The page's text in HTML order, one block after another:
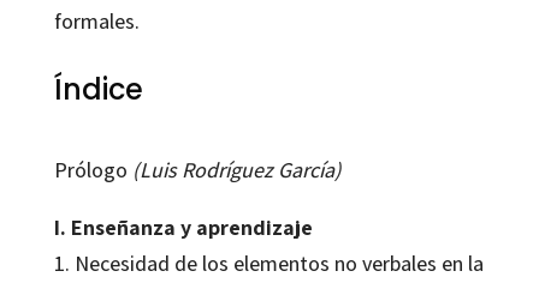
formales.
Índice
Prólogo (Luis Rodríguez García)
I. Enseñanza y aprendizaje
1. Necesidad de los elementos no verbales en la